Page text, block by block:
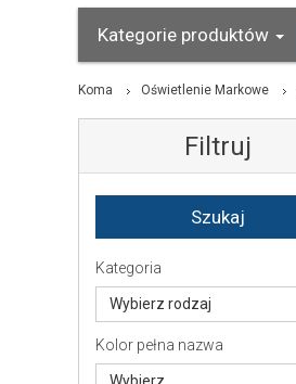
Kategorie produktów
Koma Oświetlenie Markowe
Filtruj
Kategoria
Wybierz rodzaj
Kolor pełna nazwa